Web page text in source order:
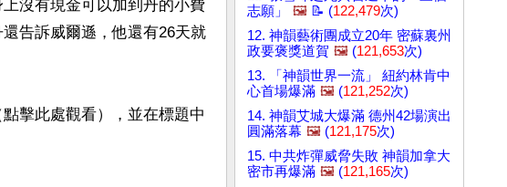
沒有現金可以加到丹的小費
告訴威爾遜，他還有26天就
擊此處觀看），並在標題中
志願」
🖼️ 📝 (122,479次)
12. 神韻藝術團成立20年 密蘇裏州
政要褒獎道賀 🖼️ (121,653次)
13. 「神韻世界一流」 紐約林肯中
心首場爆滿 🖼️ (121,252次)
14. 神韻艾城大爆滿 德州42場演出
圓滿落幕 🖼️ (121,175次)
15. 中共炸彈威脅失敗 神韻加拿大
密市再爆滿 🖼️ (121,165次)